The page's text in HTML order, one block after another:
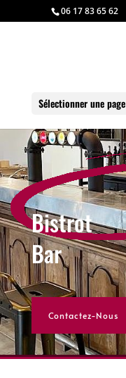
06 17 83 65 62
Sélectionner une page
Bistrot
Bar
Contactez-Nous